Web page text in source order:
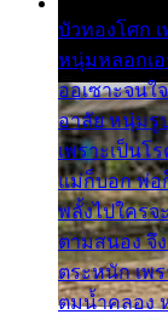
บัวทองโศก
หนุ่มหลอกเอ
ออเซาะจนใ
อาลัย หนุ่มรู
เพราะเป็นโ
แม่ก็บอก พ่อ
พลั้งไปใครจ
ตามสนอง จึ
ตระหนัก เพ
ตมน้ำคลอง